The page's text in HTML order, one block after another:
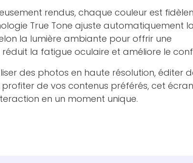
rendus, chaque couleur est
True Tone ajuste automatiquement la
la lumière ambiante pour offrir une
réduit la fatigue oculaire et améliore le
des photos en haute résolution, éditer
de vos contenus préférés, cet écran
en un moment unique.